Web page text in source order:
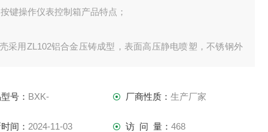
键操作仪表控制箱产品特点；
采用ZL102铝合金压铸成型，表面高压静电喷塑，不锈钢外
防水、防尘等性能；
号： BXK- 厂商性质： 生产厂家
间： 2024-11-03 访 问 量： 468